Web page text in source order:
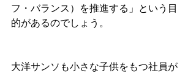
フ・バランス）を推進する」という目
的があるのでしょう。
大洋サンソも小さな子供をもつ社員が